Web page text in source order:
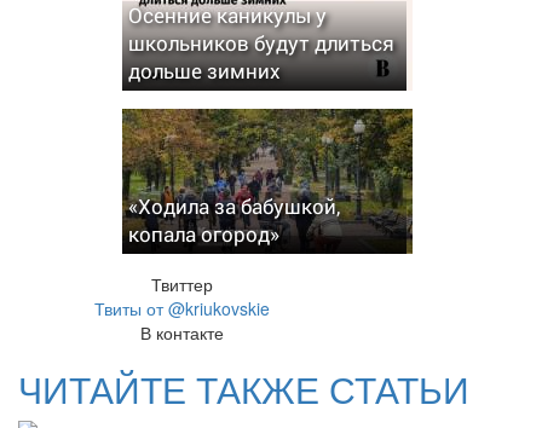
Осенние каникулы у
школьников будут длиться
дольше зимних
«Ходила за бабушкой,
копала огород»
Твиттер
Твиты от @kriukovskie
В контакте
ЧИТАЙТЕ ТАКЖЕ СТАТЬИ